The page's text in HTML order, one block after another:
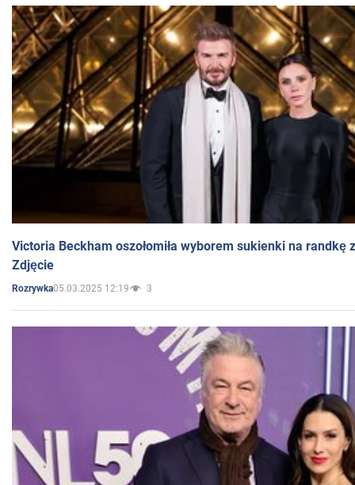
Victoria Beckham oszołomiła wyborem sukienki na randkę
Zdjęcie
Rozrywka05.03.2025 12:19 3